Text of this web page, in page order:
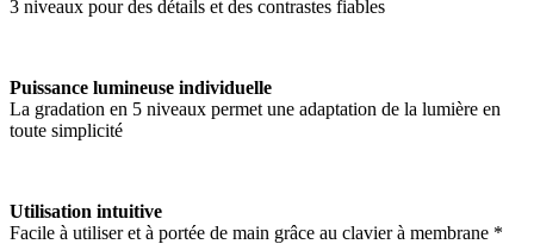
3 niveaux pour des détails et des contrastes fiables
Puissance lumineuse individuelle
La gradation en 5 niveaux permet une adaptation de la lumière en
toute simplicité
Utilisation intuitive
Facile à utiliser et à portée de main grâce au clavier à membrane *